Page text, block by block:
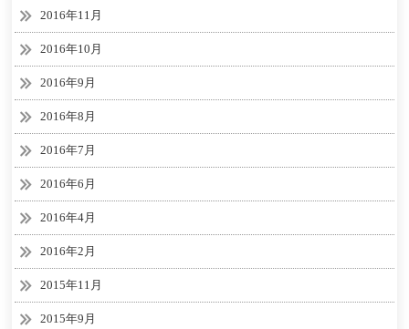
2016年11月
2016年10月
2016年9月
2016年8月
2016年7月
2016年6月
2016年4月
2016年2月
2015年11月
2015年9月